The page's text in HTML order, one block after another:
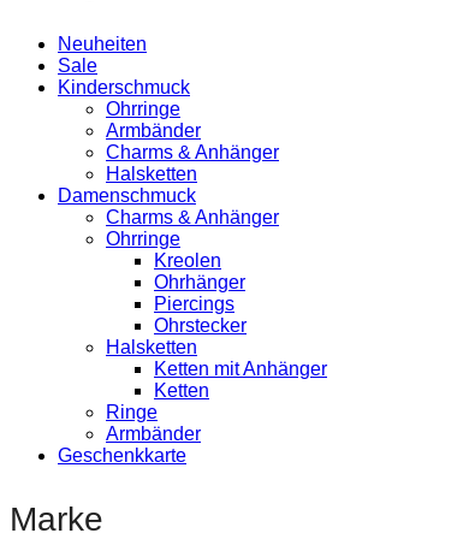
Neuheiten
Sale
Kinderschmuck
Ohrringe
Armbänder
Charms & Anhänger
Halsketten
Damenschmuck
Charms & Anhänger
Ohrringe
Kreolen
Ohrhänger
Piercings
Ohrstecker
Halsketten
Ketten mit Anhänger
Ketten
Ringe
Armbänder
Geschenkkarte
Marke